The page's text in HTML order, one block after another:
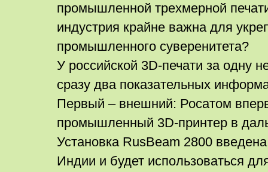
промышленной трехмерной
индустрия крайне важна для
промышленного суверенитета?
У российской 3D-печати за одну
сразу два показательных
Первый – внешний: Росатом
промышленный 3D-принтер в
Установка RusBeam 2800
Индии и будет использоваться